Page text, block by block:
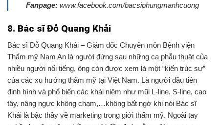
Fanpage: www.facebook.com/bacsiphungmanhcuong
8. Bác sĩ Đỗ Quang Khải
Bác sĩ Đỗ Quang Khải – Giám đốc Chuyên môn Bệnh viện
Thẩm mỹ Nam An là người đứng sau những ca phẫu thuật của
nhiều người nổi tiếng, ông còn được xem là một “kiến trúc sư”
của các xu hướng thẩm mỹ tại Việt Nam. Là người đầu tiên
định hình và phổ biến các khái niệm như mũi L-line, S-line, cao
tây, nâng ngực không chạm,…không bất ngờ khi nói Bác sĩ
Khải là bậc thầy về marketing trong giới thẩm mỹ. Ngoài tay